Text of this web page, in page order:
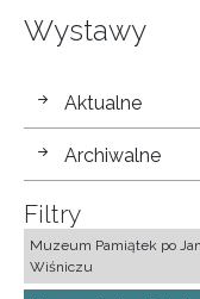
Wystawy
wystawy
Aktualne
Archiwalne
Filtry
Muzeum Pamiątek po
Wiśniczu